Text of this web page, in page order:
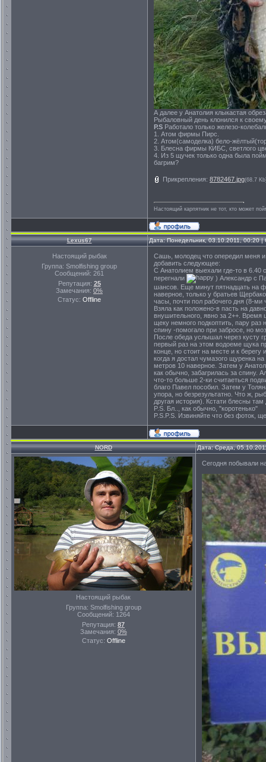
А далее у Анатолия клыкастая
Рыбаловный день клонился к
Р.S Работало только железо-
1. Атом фирмы Пирс.
2. Атом(самоделка) бело-
3. Блесна фирмы КИБС, светлого
4. Из 5 щучек только одна была
багрим?
Прикрепления: 8782467.jpg(68.7
Настоящий карпятник не тот, кто может
Lexus67 Дата: Понедельник, 03.10.2011, 00:20
Настоящий рыбак
Группа: Smolfishing group
Сообщений: 261
Репутация: 25
Замечания: 0%
Статус: Offline
Сашь, молодец что опередил меня и
добавить следующее:
С Анатолием выехали где-то в 6.40
перегнали
) Александр с
шансов. Еще минут пятнадцать на
наверное, только у братьев
часы, почти пол рабочего дня (8-ми
Взяла как положено-в пасть на
внушительного, явно за 2++. Время
щеку немного подкоптить, пару раз
спину -помогало при забросе, но
После обеда услышал через кусту
первый раз на этом водоеме щука
конце, но стоит на месте и к
когда я достал чумазого щуренка
метров 10 наверное. Затем у
как обычно, забагрилась за спину.
что-то больше 2-ки считаеться
благо Павел пособил. Затем у
упора, но безрезультатно. Что ж,
другая история). Кстати блесны
P.S. Бл.., как обычно, "коротенько"
P.S.P.S. Извиняйте что без фоток,
NORD Дата: Среда,
Настоящий рыбак
Группа: Smolfishing group
Сообщений: 1264
Репутация: 87
Замечания: 0%
Статус: Offline
Сегодня побывали